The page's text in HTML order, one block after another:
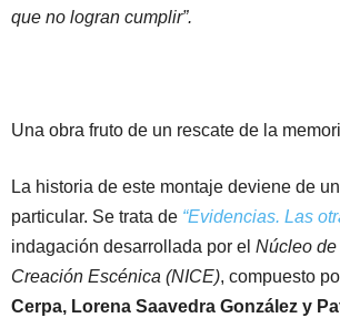
que no logran cumplir”.
Una obra fruto de un rescate de la
La historia de este montaje deviene de
particular. Se trata de “Evidencias. Las
indagación desarrollada por el Núcleo
Creación Escénica (NICE), compuesto
Cerpa, Lorena Saavedra González y